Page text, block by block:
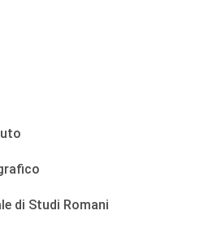
di Studi Romani